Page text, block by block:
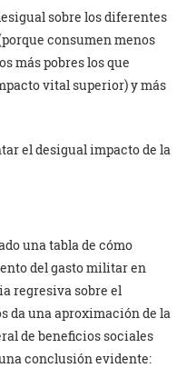
sobre los diferentes
consumen menos
más pobres los que
vital superior) y más
el desigual impacto de la
una tabla de cómo
del gasto militar en
regresiva sobre el
da una aproximación de la
de beneficios sociales
conclusión evidente: